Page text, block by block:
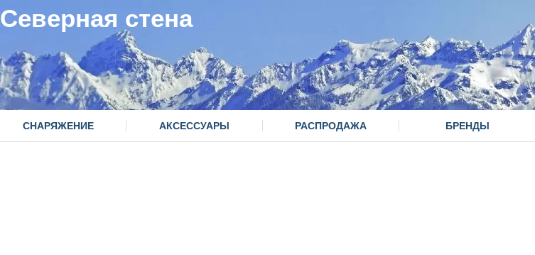
Северная стена
СНАРЯЖЕНИЕ АКСЕССУАРЫ РАСПРОДАЖА БРЕНДЫ